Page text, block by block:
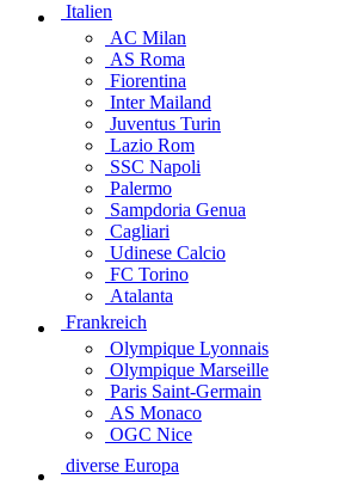
Italien
AC Milan
AS Roma
Fiorentina
Inter Mailand
Juventus Turin
Lazio Rom
SSC Napoli
Palermo
Sampdoria Genua
Cagliari
Udinese Calcio
FC Torino
Atalanta
Frankreich
Olympique Lyonnais
Olympique Marseille
Paris Saint-Germain
AS Monaco
OGC Nice
diverse Europa